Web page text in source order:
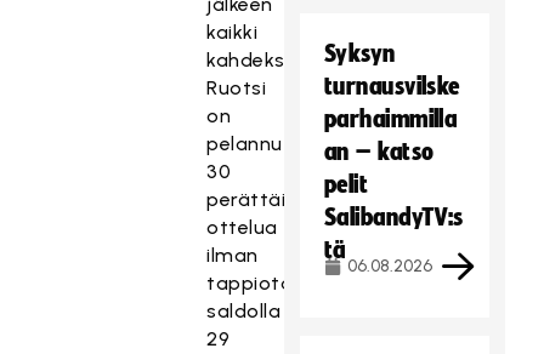
kaikki
kahdeksan.
Ruotsi
on
pelannut
30
perättäistä
ottelua
ilman
tappiota
saldolla
29
Syksyn
turnausvilske
parhaimmilla
an – katso
pelit
SalibandyTV:s
tä
06.08.2026